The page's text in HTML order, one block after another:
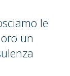
le
un